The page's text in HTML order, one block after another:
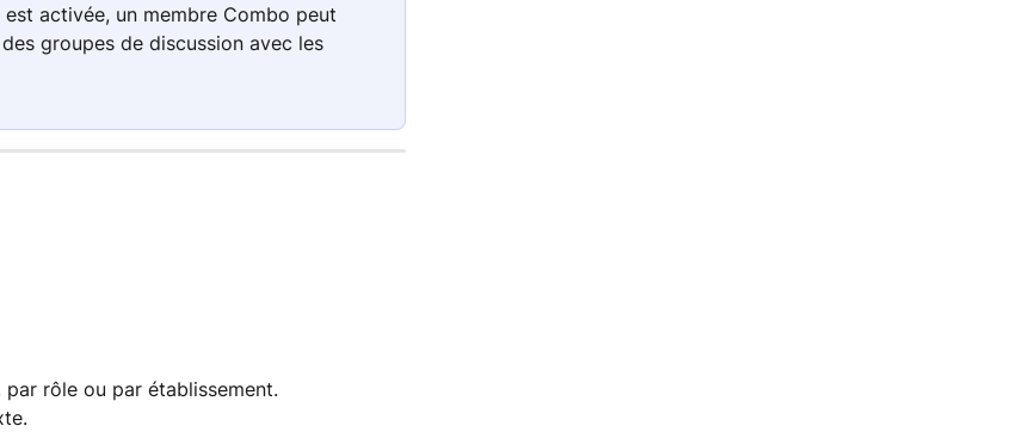
activée, un membre Combo peut
groupes de discussion avec les
rôle ou par établissement.